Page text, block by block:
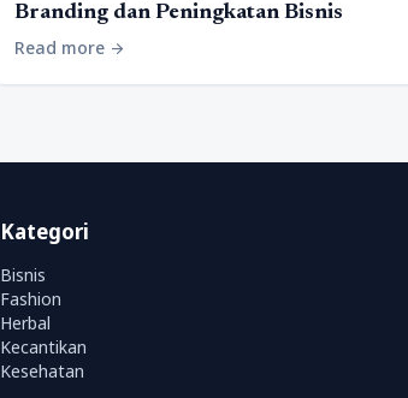
Branding dan Peningkatan Bisnis
Read more arrow_forward
Kategori
Bisnis
Fashion
Herbal
Kecantikan
Kesehatan